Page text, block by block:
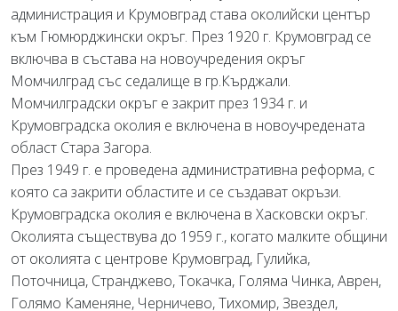
администрация и Крумовград става околийски център
към Гюмюрджински окръг. През 1920 г. Крумовград се
включва в състава на новоучредения окръг
Момчилград със седалище в гр.Кърджали.
Момчилградски окръг е закрит през 1934 г. и
Крумовградска околия е включена в новоучредената
област Стара Загора.
През 1949 г. е проведена административна реформа, с
която са закрити областите и се създават окръзи.
Крумовградска околия е включена в Хасковски окръг.
Околията съществува до 1959 г., когато малките общини
от околията с центрове Крумовград, Гулийка,
Поточница, Странджево, Токачка, Голяма Чинка, Аврен,
Голямо Каменяне, Черничево, Тихомир, Звездел,